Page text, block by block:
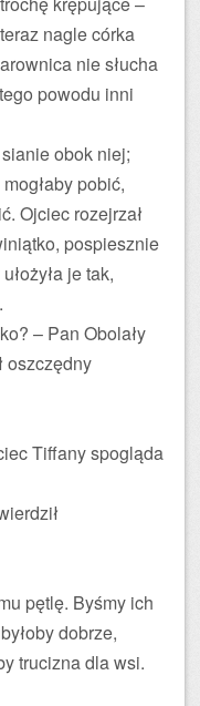
nagle córka
nie słucha
powodu inni
obok niej;
pobić,
Ojciec rozejrzał
pospiesznie
je tak,
– Pan Obolały
oszczędny
Tiffany spogląda
pętlę. Byśmy ich
dobrze,
trucizna dla wsi.